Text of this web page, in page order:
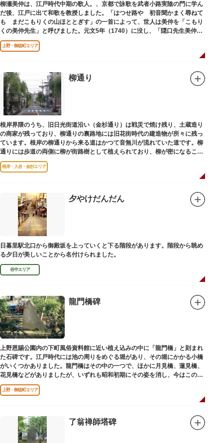
柳瀬美仲は、江戸時代中期の歌人。、京都で詠歌を武者小路実陰の門に学ん
だ後、江戸に出て和歌を教授しました。「はつせ路や 初音聞かまく尋ねて
も まだこもりくの山ほととぎす」の一首によって、世人は美仲を「こもり
くの美仲先生」と呼びました。元文5年（1740）に没し、「隠口先生美仲甫
之墓」と刻まれた墓が教證寺（きょうしょうじ）にあります。
上野・御徒町エリア
柳通り
根岸界隈のうち、旧日光街道沿い（金杉通り）は戦災で焼け残り、土蔵造り
の商家が残っており、柳通りの裏路地には旧花街時代の建造物が所々に残っ
ています。根岸の柳通りから来る道はかつて音無川が流れていた道です。柳
通りには歩道の両側に柳が街路樹として植えられており、柳が密になるこの
通りがかつて花街のあった界隈です。
根岸・入谷・金杉エリア
夕やけだんだん
日暮里駅北口から御殿坂を上っていくと下る階段があります。階段から眺め
る夕日が美しいことから名付けられました。
谷中エリア
龍門橋碑
上野恩賜公園内の下町風俗資料館に近い植え込みの中に「龍門橋」と刻まれ
た石碑です。江戸時代には池の周りをめぐる堀があり、その堀にかかる小橋
がいくつかありました。龍門橋はその中の一つで、ほかに月見橋、蓮見橋、
花見橋などがありましたが、いずれも昭和初期にその姿を消し、今はこの石
碑にその名残がわずかに残るだけです。
上野・御徒町エリア
了翁禅師塔碑